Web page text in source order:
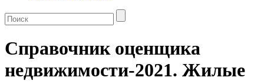
Справочник оценщика
недвижимости-2021. Жилые